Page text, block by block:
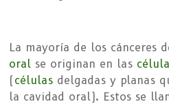
La mayoría de los cánceres
oral se originan en las
(células delgadas y planas
la cavidad oral). Estos se